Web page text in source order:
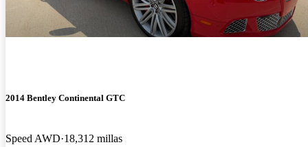
2014 Bentley Continental GTC
Speed AWD 18,312 millas